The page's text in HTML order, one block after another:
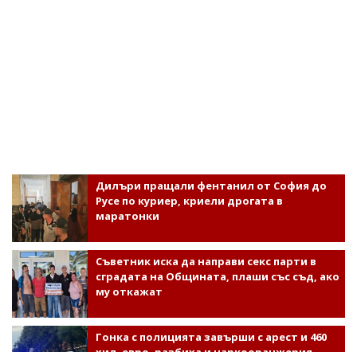
Дилъри пращали фентанил от София до
Русе по куриер, криели дрогата в
маратонки
Съветник иска да направи секс парти в
сградата на Общината, плаши със съд, ако
му откажат
Гонка с полицията завърши с арест и 460